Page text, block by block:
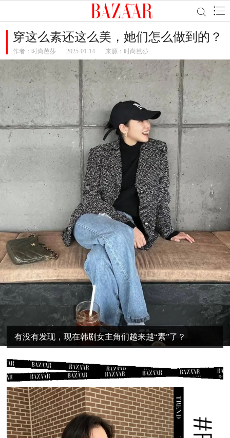
穿这么素还这么美，她们怎么做到的？
作者： 时尚芭莎 2025-01-14 来源：时尚芭莎
有没有发现，现在韩剧女主角们越来越“素”了？